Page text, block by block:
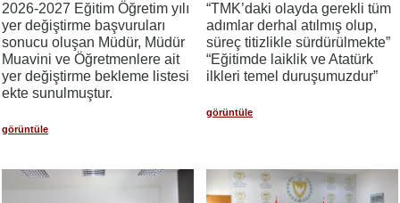
2026-2027 Eğitim Öğretim yılı
yer değiştirme başvuruları
sonucu oluşan Müdür, Müdür
Muavini ve Öğretmenlere ait
yer değiştirme bekleme listesi
ekte sunulmuştur.
görüntüle
“TMK’daki olayda gerekli tüm
adımlar derhal atılmış olup,
süreç titizlikle sürdürülmekte”
“Eğitimde laiklik ve Atatürk
ilkleri temel duruşumuzdur”
görüntüle